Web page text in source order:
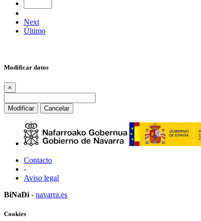
Next
Último
Modificar datos
×
Modificar Cancelar
Contacto
-
Aviso legal
BiNaDi - navarra.es
Cookies